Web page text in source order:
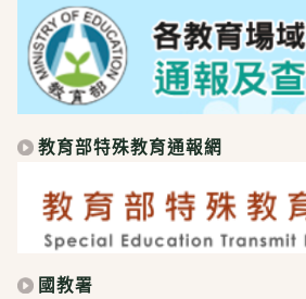
教育部特殊教育通報網
國教署